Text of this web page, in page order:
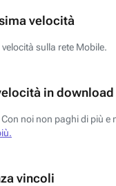
velocità
sulla rete Mobile.
in
noi non paghi di più
vincoli